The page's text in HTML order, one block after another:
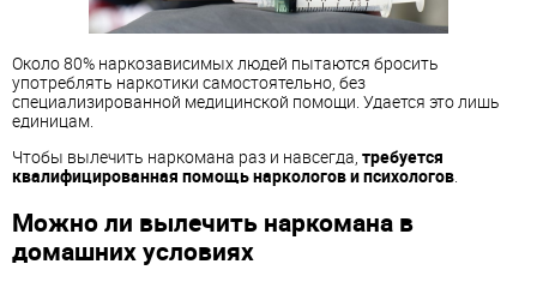
Около 80% наркозависимых людей пытаются бросить
употреблять наркотики самостоятельно, без
специализированной медицинской помощи. Удается это лишь
единицам.
Чтобы вылечить наркомана раз и навсегда, требуется
квалифицированная помощь наркологов и психологов.
Можно ли вылечить наркомана в
домашних условиях